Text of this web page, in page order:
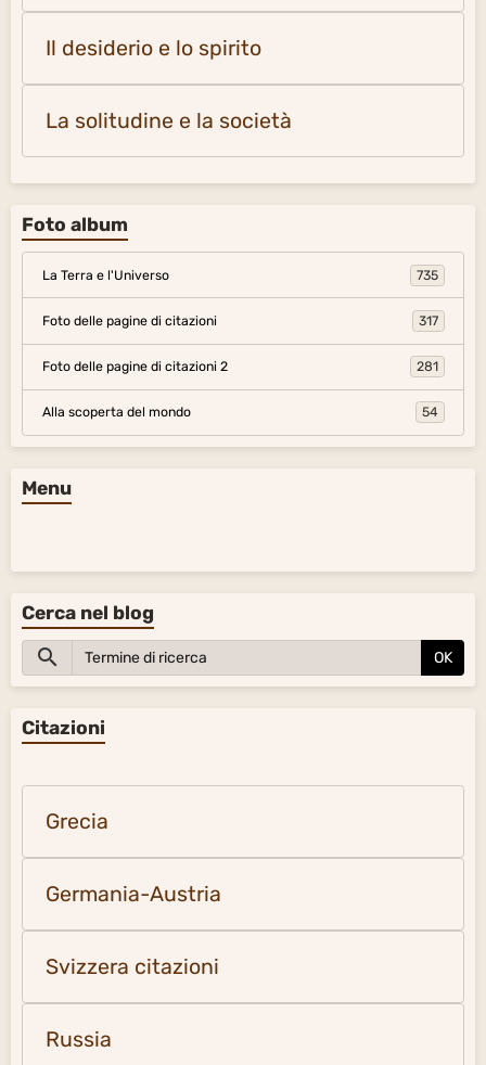
Il desiderio e lo spirito
La solitudine e la società
Foto album
La Terra e l'Universo 735
Foto delle pagine di citazioni 317
Foto delle pagine di citazioni 2 281
Alla scoperta del mondo 54
Menu
Cerca nel blog
OK
Citazioni
Grecia
Germania-Austria
Svizzera citazioni
Russia